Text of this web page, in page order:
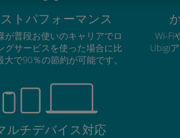
トパフォーマンス
が普段お使いのキャリアでロ
グサービスを使った場合に比
大で90％の節約が可能です。
Wi-Fi
Ubigi
ルチデバイス対応